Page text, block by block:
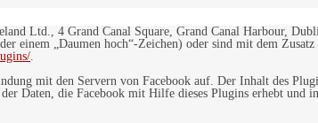
Ltd., 4 Grand Canal Square, Grand Canal Harbour,
„Daumen hoch“-Zeichen) oder sind mit dem
.
mit den Servern von Facebook auf. Der Inhalt des
Daten, die Facebook mit Hilfe dieses Plugins erhebt und